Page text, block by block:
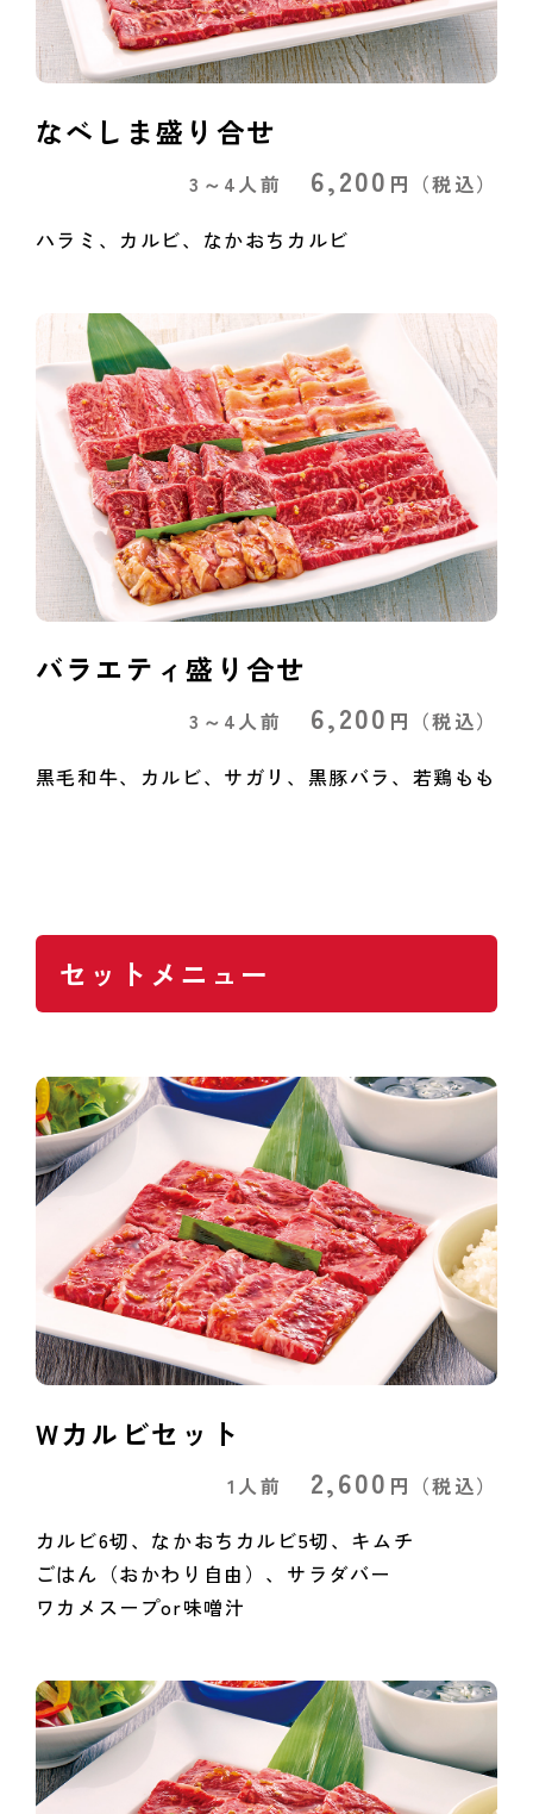
なべしま盛り合せ
3～4人前 6,200 円 （税込）
ハラミ、カルビ、なかおちカルビ
バラエティ盛り合せ
3～4人前 6,200 円 （税込）
黒毛和牛、カルビ、サガリ、黒豚バラ、若鶏もも
セットメニュー
Wカルビセット
1人前 2,600 円 （税込）
カルビ6切、なかおちカルビ5切、キムチ
ごはん（おかわり自由）、サラダバー
ワカメスープor味噌汁